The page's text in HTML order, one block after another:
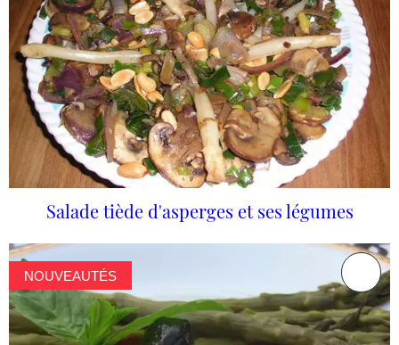
Salade tiède d'asperges et ses légumes
NOUVEAUTÉS